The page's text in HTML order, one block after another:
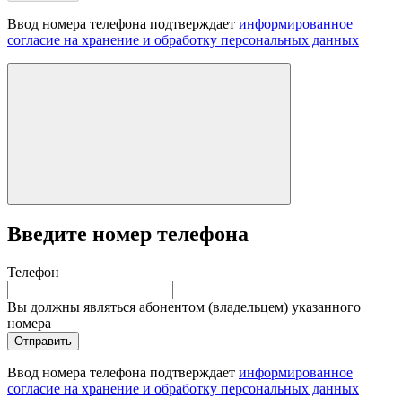
Ввод номера телефона подтверждает информированное
согласие на хранение и обработку персональных данных
Введите номер телефона
Телефон
Вы должны являться абонентом (владельцем) указанного
номера
Отправить
Ввод номера телефона подтверждает информированное
согласие на хранение и обработку персональных данных